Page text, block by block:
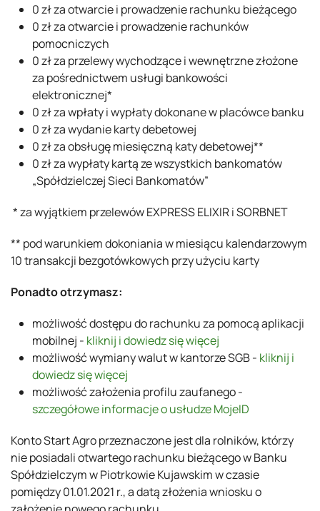
0 zł za otwarcie i prowadzenie rachunku bieżącego
0 zł za otwarcie i prowadzenie rachunków
pomocniczych
0 zł za przelewy wychodzące i wewnętrzne złożone
za pośrednictwem usługi bankowości
elektronicznej*
0 zł za wpłaty i wypłaty dokonane w placówce banku
0 zł za wydanie karty debetowej
0 zł za obsługę miesięczną katy debetowej**
0 zł za wypłaty kartą ze wszystkich bankomatów
„Spółdzielczej Sieci Bankomatów”
* za wyjątkiem przelewów EXPRESS ELIXIR i SORBNET
** pod warunkiem dokoniania w miesiącu kalendarzowym
10 transakcji bezgotówkowych przy użyciu karty
Ponadto otrzymasz:
możliwośćdostępu do rachunku za pomocą aplikacji
mobilnej - kliknij i dowiedz się więcej
możliwość wymiany walut w kantorze SGB - kliknij i
dowiedz się więcej
możliwość założenia profilu zaufanego -
szczegółowe informacje o usłudze MojeID
Konto Start Agro przeznaczone jest dla rolników, którzy
nie posiadali otwartego rachunku bieżącego w Banku
Spółdzielczym w Piotrkowie Kujawskim w czasie
pomiędzy 01.01.2021 r., a datą złożenia wniosku o